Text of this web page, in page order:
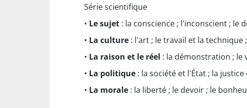
Série scientifique
• Le sujet : la conscience ; l'inconscient ; le
• La culture : l'art ; le travail et la technique
• La raison et le réel : la démonstration ; le
• La politique : la société et l'État ; la
• La morale : la liberté ; le devoir ; le